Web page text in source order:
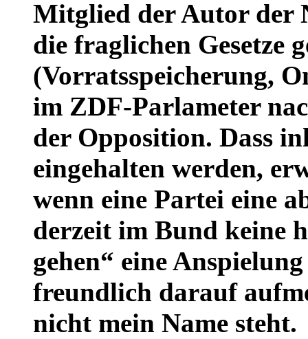
Mitglied der Autor der
die fraglichen Gesetze
(Vorratsspeicherung,
im ZDF-Parlameter
der Opposition. Dass
eingehalten werden,
wenn eine Partei eine
derzeit im Bund keine
gehen“ eine
freundlich darauf
nicht mein Name steht.